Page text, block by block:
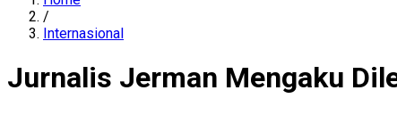
/
Internasional
Jurnalis Jerman Mengaku